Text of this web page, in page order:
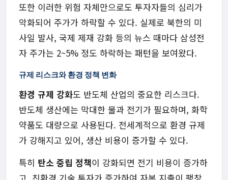
또한 이러한 위험 자체만으로도 투자자들의 심리가
악화되어 주가가 하락할 수 있다. 실제로 북한의 미
사일 발사, 국제 제재 강화 등의 뉴스 때마다 삼성전
자 주가는 2~5% 정도 하락하는 패턴을 보여왔다.
규제 리스크와 환경 정책 변화
환경 규제 강화도 반도체 산업의 중요한 리스크다.
반도체 생산에는 막대한 물과 전기가 필요하며, 화학
약품도 대량으로 사용된다. 전세계적으로 환경 규제
가 강해지고 있어, 생산 비용이 증가할 수 있다.
특히 탄소 중립 정책이 강화되면 전기 비용이 증가하